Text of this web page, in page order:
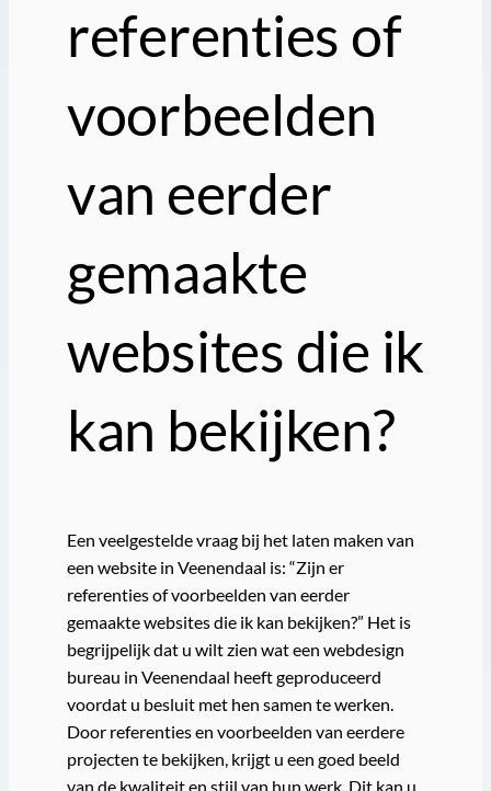
referenties of
voorbeelden
van eerder
gemaakte
websites die ik
kan bekijken?
Een veelgestelde vraag bij het laten maken van
een website in Veenendaal is: “Zijn er
referenties of voorbeelden van eerder
gemaakte websites die ik kan bekijken?” Het is
begrijpelijk dat u wilt zien wat een webdesign
bureau in Veenendaal heeft geproduceerd
voordat u besluit met hen samen te werken.
Door referenties en voorbeelden van eerdere
projecten te bekijken, krijgt u een goed beeld
van de kwaliteit en stijl van hun werk. Dit kan u